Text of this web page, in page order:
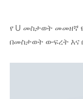
የ U መስታወት መመዘኛ
በመስታወት ውፍረት እና